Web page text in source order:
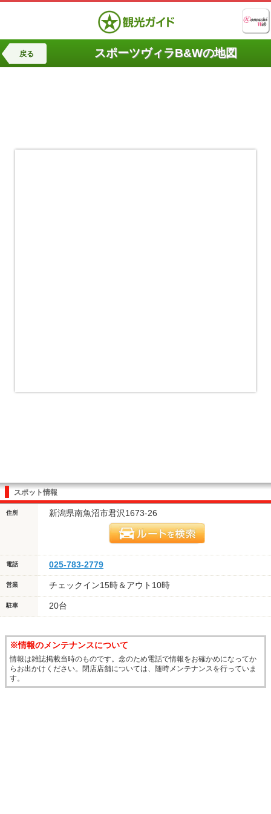
戻る スポーツヴィラB&Wの地図
スポット情報
住所 新潟県南魚沼市君沢1673-26
電話 025-783-2779
営業 チェックイン15時＆アウト10時
駐車 20台
※情報のメンテナンスについて
情報は雑誌掲載当時のものです。念のため電話で情報をお確かめになってか
らお出かけください。閉店店舗については、随時メンテナンスを行っていま
す。